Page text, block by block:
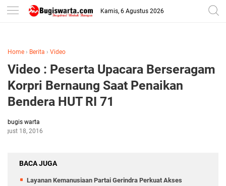
-->
Kamis, 6 Agustus 2026
Home › Berita › Video
Video : Peserta Upacara Berseragam
Korpri Bernaung Saat Penaikan
Bendera HUT RI 71
bugis warta
18, 2016
BACA JUGA
Layanan Kemanusiaan Partai Gerindra Perkuat Akses